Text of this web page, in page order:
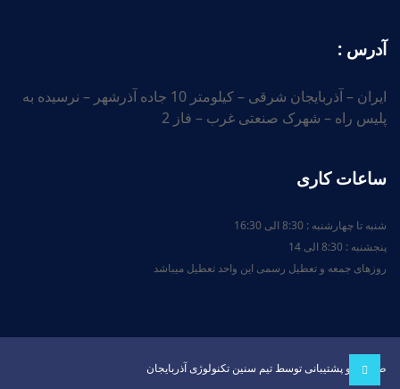
آدرس :
ایران – آذربایجان شرقی – کیلومتر 10 جاده آذرشهر – نرسیده به
پلیس راه – شهرک صنعتی غرب – فاز 2
ساعات کاری
شنبه تا چهارشنبه : 8:30 الی 16:30
پنجشنبه : 8:30 الی 14
روزهای جمعه و تعطیل رسمی این واحد تعطیل میباشد
طراحی و پشتیبانی توسط تیم سنین تکنولوژی آذربایجان